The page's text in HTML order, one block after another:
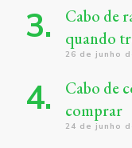
Cabo de
quando
26 de junho
Cabo de
comprar
24 de junho